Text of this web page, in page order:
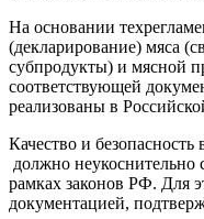
На основании
(декларирование) мяса
субпродукты) и мясной
соответствующей
реализованы в
Качество и безопасность
должно неукоснительно
рамках законов РФ. Для
документацией,